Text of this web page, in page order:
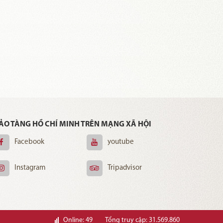
TÀNG HỒ CHÍ MINH TRÊN MẠNG XÃ HỘI
Facebook youtube
Instagram Tripadvisor
Online: 49 Tổng truy cập: 31.569.860